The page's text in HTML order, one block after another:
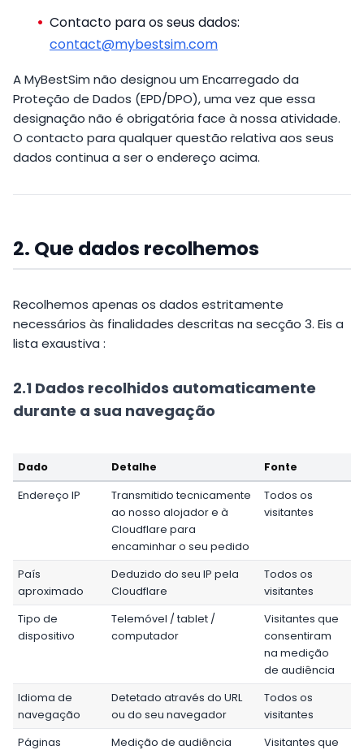
Contacto para os seus dados:
contact@mybestsim.com
A MyBestSim não designou um Encarregado da
Proteção de Dados (EPD/DPO), uma vez que essa
designação não é obrigatória face à nossa atividade.
O contacto para qualquer questão relativa aos seus
dados continua a ser o endereço acima.
2. Que dados recolhemos
Recolhemos apenas os dados estritamente
necessários às finalidades descritas na secção 3. Eis a
lista exaustiva :
2.1 Dados recolhidos automaticamente
durante a sua navegação
Dado Detalhe Fonte
Endereço IP
Transmitido tecnicamente
ao nosso alojador e à
Cloudflare para
encaminhar o seu pedido
Todos os
visitantes
País
aproximado
Deduzido do seu IP pela
Cloudflare
Todos os
visitantes
Tipo de
dispositivo
Telemóvel / tablet /
computador
Visitantes que
consentiram
na medição
de audiência
Idioma de
navegação
Detetado através do URL
ou do seu navegador
Todos os
visitantes
Páginas
Medição de audiência
Visitantes que